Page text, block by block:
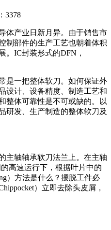
3378
体产业日新月异。由于销售市
制部件的生产工艺也朝着体积
。IC封装形式的DFN，
是一把整体软刀。如何保证外
设计、设备精度、制造工艺和
整体可靠性是不可或缺的。以
研发、生产制造的整体软刀及
主轴轴承软刀法兰上。在主轴
高速运行下，根据叶片中的
）方法是什么？摆脱工件必
）立即去除头皮屑，